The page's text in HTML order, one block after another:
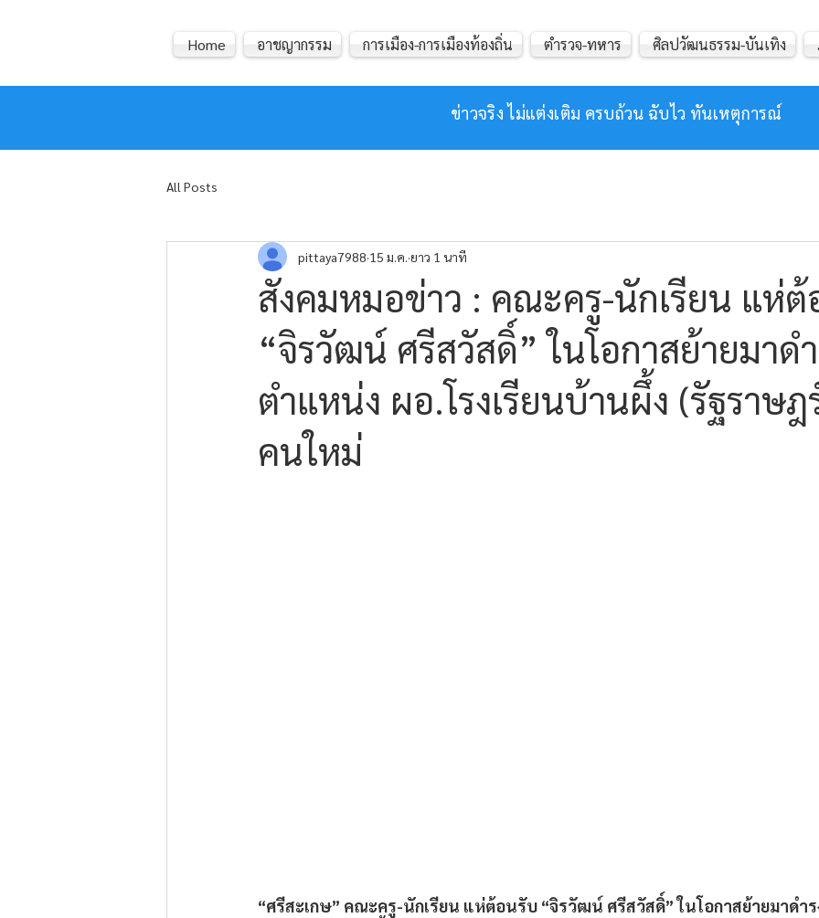
ข่าวจริง ไม่แต่งเติม ครบถ้วน ฉับไว ทันเหตุการณ์
Home อาชญากรรม การเมือง-การเมืองท้องถิ่น ตำรวจ-ทหาร ศิลปวัฒนธรรม-บันเทิง
All Posts
สังคมหมอข่าว : คณะครู-นักเรียน แห่ต้
“จิรวัฒน์ ศรีสวัสดิ์” ในโอกาสย้ายมาด
ตำแหน่ง ผอ.โรงเรียนบ้านผึ้ง (รัฐราษฎ
คนใหม่
pittaya7988 15 ม.ค. ยาว 1 นาที
“ศรีสะเกษ” คณะครู-นักเรียน แห่ต้อนรับ “จิรวัฒน์ ศรีสวัสดิ์” ในโอกาสย้ายมาดำ